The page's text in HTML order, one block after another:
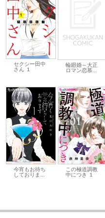
セクシー田中
さん １
輪廻婚～大正
ロマン恋慕...
今宵もお待ち
しておりま...
この極道調教
中につき １